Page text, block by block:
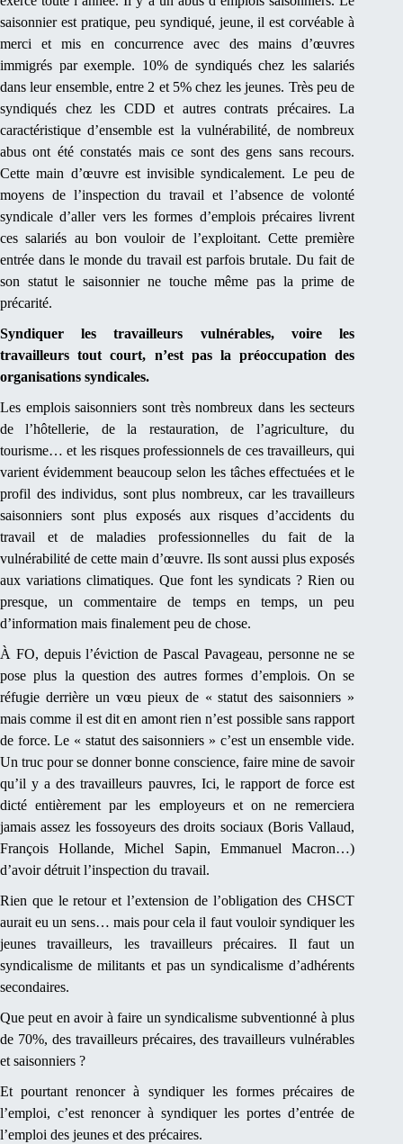
saisonnier est pratique, peu syndiqué, jeune, il est corvéable à
merci et mis en concurrence avec des mains d’œuvres
immigrés par exemple. 10% de syndiqués chez les salariés
dans leur ensemble, entre 2 et 5% chez les jeunes. Très peu de
syndiqués chez les CDD et autres contrats précaires. La
caractéristique d’ensemble est la vulnérabilité, de nombreux
abus ont été constatés mais ce sont des gens sans recours.
Cette main d’œuvre est invisible syndicalement. Le peu de
moyens de l’inspection du travail et l’absence de volonté
syndicale d’aller vers les formes d’emplois précaires livrent
ces salariés au bon vouloir de l’exploitant. Cette première
entrée dans le monde du travail est parfois brutale. Du fait de
son statut le saisonnier ne touche même pas la prime de
précarité.
Syndiquer les travailleurs vulnérables, voire les
travailleurs tout court, n’est pas la préoccupation des
organisations syndicales.
Les emplois saisonniers sont très nombreux dans les secteurs
de l’hôtellerie, de la restauration, de l’agriculture, du
tourisme… et les risques professionnels de ces travailleurs, qui
varient évidemment beaucoup selon les tâches effectuées et le
profil des individus, sont plus nombreux, car les travailleurs
saisonniers sont plus exposés aux risques d’accidents du
travail et de maladies professionnelles du fait de la
vulnérabilité de cette main d’œuvre. Ils sont aussi plus exposés
aux variations climatiques. Que font les syndicats ? Rien ou
presque, un commentaire de temps en temps, un peu
d’information mais finalement peu de chose.
À FO, depuis l’éviction de Pascal Pavageau, personne ne se
pose plus la question des autres formes d’emplois. On se
réfugie derrière un vœu pieux de « statut des saisonniers »
mais comme il est dit en amont rien n’est possible sans rapport
de force. Le « statut des saisonniers » c’est un ensemble vide.
Un truc pour se donner bonne conscience, faire mine de savoir
qu’il y a des travailleurs pauvres, Ici, le rapport de force est
dicté entièrement par les employeurs et on ne remerciera
jamais assez les fossoyeurs des droits sociaux (Boris Vallaud,
François Hollande, Michel Sapin, Emmanuel Macron…)
d’avoir détruit l’inspection du travail.
Rien que le retour et l’extension de l’obligation des CHSCT
aurait eu un sens… mais pour cela il faut vouloir syndiquer les
jeunes travailleurs, les travailleurs précaires. Il faut un
syndicalisme de militants et pas un syndicalisme d’adhérents
secondaires.
Que peut en avoir à faire un syndicalisme subventionné à plus
de 70%, des travailleurs précaires, des travailleurs vulnérables
et saisonniers ?
Et pourtant renoncer à syndiquer les formes précaires de
l’emploi, c’est renoncer à syndiquer les portes d’entrée de
l’emploi des jeunes et des précaires.